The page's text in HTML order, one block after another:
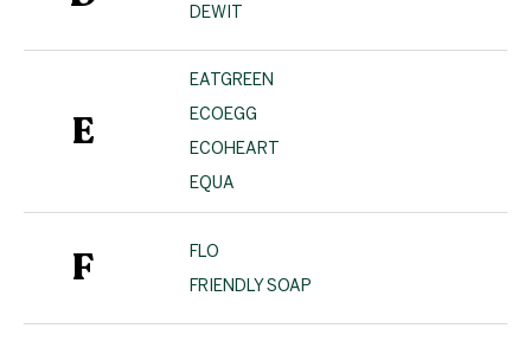
DEWIT
E
EATGREEN
ECOEGG
ECOHEART
EQUA
F
FLO
FRIENDLY SOAP